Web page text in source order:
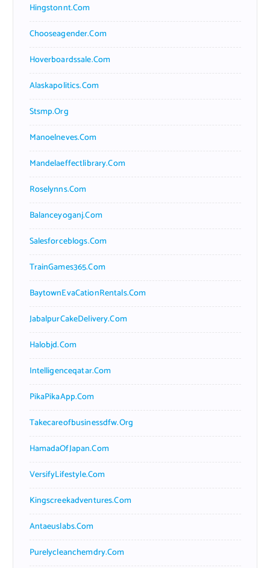
Hingstonnt.com
Chooseagender.com
Hoverboardssale.com
Alaskapolitics.com
Stsmp.org
Manoelneves.com
Mandelaeffectlibrary.com
Roselynns.com
Balanceyoganj.com
Salesforceblogs.com
TrainGames365.com
BaytownEvaCationRentals.com
JabalpurCakeDelivery.com
Halobjd.com
Intelligenceqatar.com
PikaPikaApp.com
Takecareofbusinessdfw.org
HamadaOfJapan.com
VersifyLifestyle.com
Kingscreekadventures.com
Antaeuslabs.com
Purelycleanchemdry.com